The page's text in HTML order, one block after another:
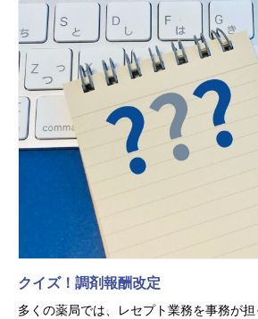
クイズ！調剤報酬改定
多くの薬局では、レセプト業務を事務が